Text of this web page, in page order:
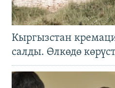
Кыргызстан
салды. Өлкөдө